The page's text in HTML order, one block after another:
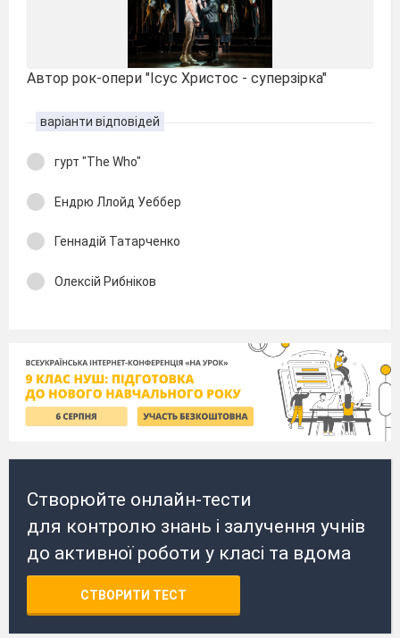
Автор рок-опери "Ісус Христос - суперзірка"
варіанти відповідей
гурт "The Who"
Ендрю Ллойд Уеббер
Геннадій Татарченко
Олексій Рибніков
Створюйте онлайн-тести
для контролю знань і залучення учнів
до активної роботи у класі та вдома
СТВОРИТИ ТЕСТ